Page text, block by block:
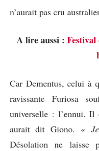
n’aurait pas cru
A lire aussi : Festival
Car Dementus, celui à
ravissante Furiosa
universelle : l’ennui. Il
aurait dit Giono. «
Désolation ne laisse